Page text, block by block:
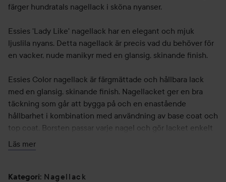
färger hundratals nagellack i sköna nyanser.
Essies 'Lady Like' nagellack har en elegant och mjuk
ljuslila nyans. Detta nagellack är precis vad du behöver för
en vacker, nude manikyr med en glansig, skinande finish.
Essies Color nagellack är färgmättade och hållbara lack
med en glansig, skinande finish. Nagellacket ger en bra
täckning som går att bygga på och en enastående
hållbarhet i kombination med användning av base coat och
top coat. Borsten passar varje nagel och gör lacket enkelt
att applicera utan att det bildas streck.
Applicera sedan två lager Essie Lady Like nagellack för ett
Läs mer
Kategori: Nagellack